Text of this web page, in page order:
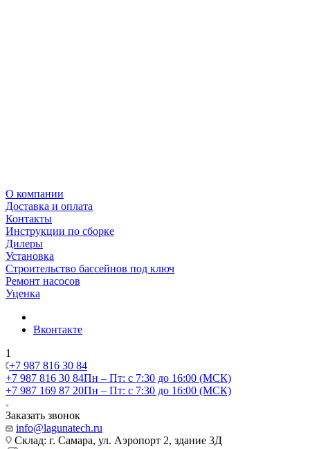
О компании
Доставка и оплата
Контакты
Инструкции по сборке
Дилеры
Установка
Строительство бассейнов под ключ
Ремонт насосов
Уценка
Вконтакте
1
+7 987 816 30 84
+7 987 816 30 84Пн – Пт: с 7:30 до 16:00 (МСК)
+7 987 169 87 20Пн – Пт: с 7:30 до 16:00 (МСК)
Заказать звонок
info@lagunatech.ru
Склад: г. Самара, ул. Аэропорт 2, здание 3Д